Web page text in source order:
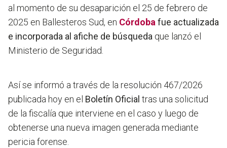
al momento de su desaparición el 25 de febrero de
2025 en Ballesteros Sud, en Córdoba fue actualizada
e incorporada al afiche de búsqueda que lanzó el
Ministerio de Seguridad.
Así se informó a través de la resolución 467/2026
publicada hoy en el Boletín Oficial tras una solicitud
de la fiscalía que interviene en el caso y luego de
obtenerse una nueva imagen generada mediante
pericia forense.